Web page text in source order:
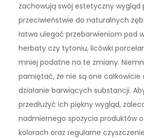
zachowują swój estetyczny wygląd
przeciwieństwie do naturalnych
łatwo ulegać przebarwieniom pod
herbaty czy tytoniu, licówki
mniej podatne na te zmiany.
pamiętać, że nie są one całkowicie
działanie barwiących substancji.
przedłużyć ich piękny wygląd,
nadmiernego spożycia produktów
kolorach oraz regularne